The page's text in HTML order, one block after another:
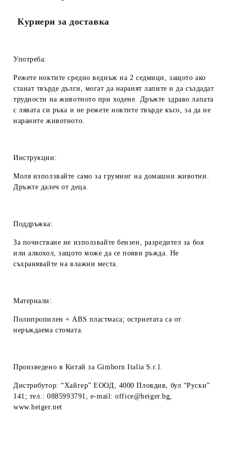
Куриери за доставка
Употреба:
Режете ноктите средно веднъж на 2 седмици, защото ако
станат твърде дълги, могат да наранят лапите и да създадат
трудности на животното при ходене. Дръжте здраво лапата
с лявата си ръка и не режете ноктите твърде късо, за да не
нараните животното.
Инструкции:
Моля използвайте само за груминг на домашни животни.
Дръжте далеч от деца.
Поддръжка:
За почистване не използвайте бензен, разредител за боя
или алкохол, защото може да се появи ръжда. Не
съхранявайте на влажни места.
Материали:
Полипропилен + ABS пластмаса; остриетата са от
неръждаема стомата.
Произведено в Китай за Gimborn Italia S.r.l.
Дистрибутор: “Хайгер” ЕООД, 4000 Пловдив, бул “Руски”
141; тел.: 0885993791, e-mail: office@heiger.bg,
www.heiger.net